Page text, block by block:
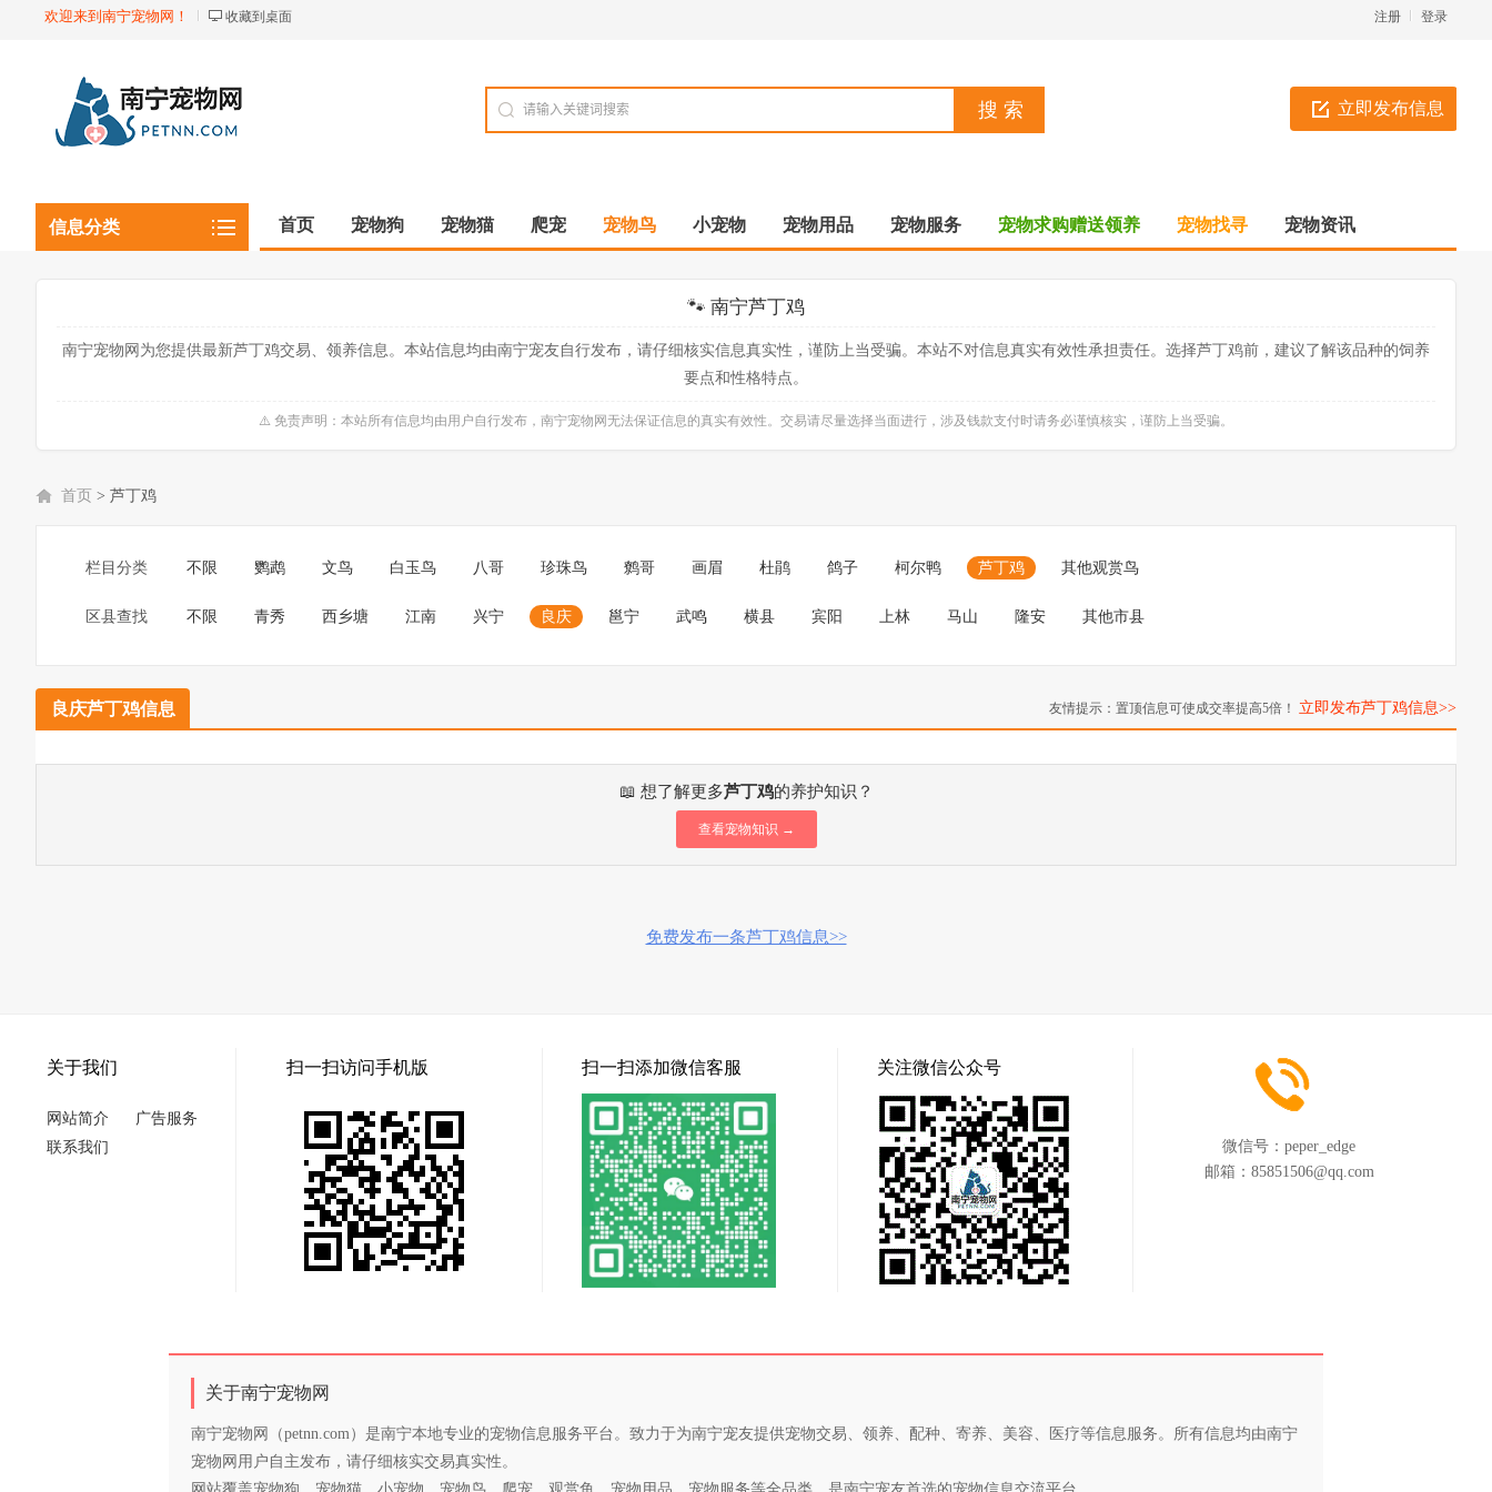
欢迎来到南宁宠物网！ 收藏到桌面 登录
注册
立即发布信息
信息分类 首页 宠物狗 宠物猫 爬宠 宠物鸟 小宠物 宠物用品 宠物服务 宠物求购赠送领养 宠物找寻 宠物资讯
🐾 南宁芦丁鸡
南宁宠物网为您提供最新芦丁鸡交易、领养信息。本站信息均由南宁宠友自行发布，请仔细核实信息真实性，谨防上当受骗。本站不对信息真实有效性承担责任。选择芦丁鸡前，建议了解该品种的饲养
要点和性格特点。
⚠️ 免责声明：本站所有信息均由用户自行发布，南宁宠物网无法保证信息的真实有效性。交易请尽量选择当面进行，涉及钱款支付时请务必谨慎核实，谨防上当受骗。
首页 > 芦丁鸡
栏目分类 不限 鹦鹉 文鸟 白玉鸟 八哥 珍珠鸟 鹩哥 画眉 杜鹃 鸽子 柯尔鸭 芦丁鸡 其他观赏鸟
区县查找 不限 青秀 西乡塘 江南 兴宁 良庆 邕宁 武鸣 横县 宾阳 上林 马山 隆安 其他市县
良庆芦丁鸡信息 友情提示：置顶信息可使成交率提高5倍！ 立即发布芦丁鸡信息>>
📖 想了解更多芦丁鸡的养护知识？
查看宠物知识 →
免费发布一条芦丁鸡信息>>
关于我们
网站简介
广告服务
联系我们
扫一扫访问手机版 扫一扫添加微信客服 关注微信公众号
微信号： peper_edge
邮箱： 85851506@qq.com
关于南宁宠物网
南宁宠物网（petnn.com）是南宁本地专业的宠物信息服务平台。致力于为南宁宠友提供宠物交易、领养、配种、寄养、美容、医疗等信息服务。所有信息均由南宁
宠物网用户自主发布，请仔细核实交易真实性。